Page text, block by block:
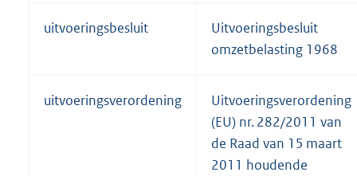
uitvoeringsbesluit
Uitvoeringsbesluit
omzetbelasting 1968
uitvoeringsverordening
Uitvoeringsverordening
(EU) nr. 282/2011 van
de Raad van 15 maart
2011 houdende